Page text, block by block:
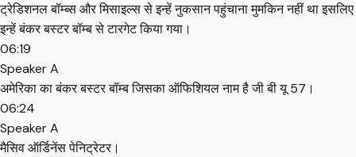
ट्रेडिशनल बॉम्ब्स और मिसाइल्स से इन्हें नुकसान पहुंचाना मुमकिन नहीं था इसलिए
इन्हें बंकर बस्टर बॉम्ब से टारगेट किया गया।
06:19
Speaker A
अमेरिका का बंकर बस्टर बॉम्ब जिसका ऑफिशियल नाम है जी बी यू 57।
06:24
Speaker A
मैसिव ऑर्डिनेंस पेनिट्रेटर।